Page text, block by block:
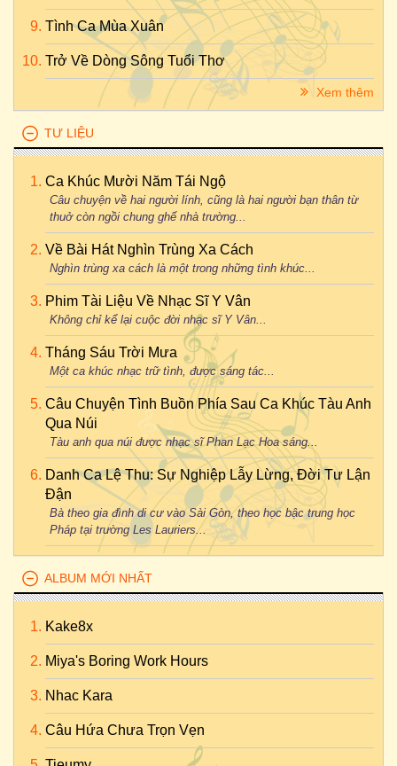
Tình Ca Mùa Xuân
Trở Về Dòng Sông Tuổi Thơ
Xem thêm
TƯ LIỆU
Ca Khúc Mười Năm Tái Ngộ
Câu chuyện về hai người lính, cũng là hai người bạn thân từ
thuở còn ngồi chung ghế nhà trường...
Về Bài Hát Nghìn Trùng Xa Cách
Nghìn trùng xa cách là một trong những tình khúc...
Phim Tài Liệu Về Nhạc Sĩ Y Vân
Không chỉ kể lại cuộc đời nhạc sĩ Y Vân...
Tháng Sáu Trời Mưa
Một ca khúc nhạc trữ tình, được sáng tác...
Câu Chuyện Tình Buồn Phía Sau Ca Khúc Tàu Anh
Qua Núi
Tàu anh qua núi được nhạc sĩ Phan Lạc Hoa sáng...
Danh Ca Lệ Thu: Sự Nghiệp Lẫy Lừng, Đời Tư Lận
Đận
Bà theo gia đình di cư vào Sài Gòn, theo học bậc trung học
Pháp tại trường Les Lauriers...
ALBUM MỚI NHẤT
Kake8x
Miya's Boring Work Hours
Nhac Kara
Câu Hứa Chưa Trọn Vẹn